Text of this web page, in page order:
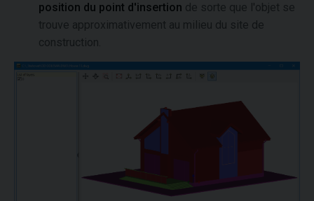
position du point d'insertion de sorte que l'objet se
trouve approximativement au milieu du site de
construction.